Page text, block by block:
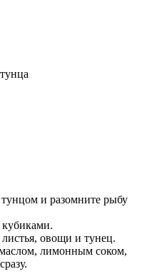
и разомните рыбу
овощи и тунец.
лимонным соком,